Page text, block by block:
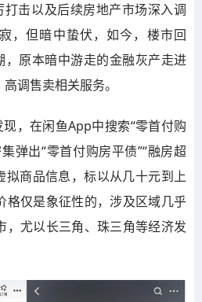
打击以及后续房地产市场深入调
，但暗中蛰伏，如今，楼市回
，原本暗中游走的金融灰产走进
调售卖相关服务。
，在闲鱼App中搜索“零首付购
弹出“零首付购房平债”“融房超
拟商品信息，标以从几十元到上
格仅是象征性的，涉及区域几乎
，尤以长三角、珠三角等经济发